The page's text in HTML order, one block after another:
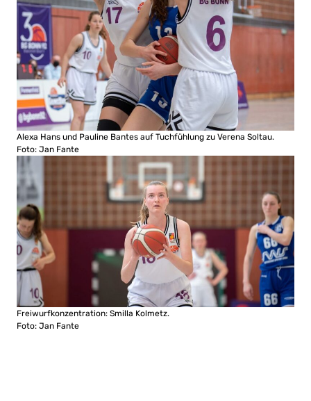
Alexa Hans und Pauline Bantes auf Tuchfühlung zu Verena Soltau.
Foto: Jan Fante
Freiwurfkonzentration: Smilla Kolmetz.
Foto: Jan Fante